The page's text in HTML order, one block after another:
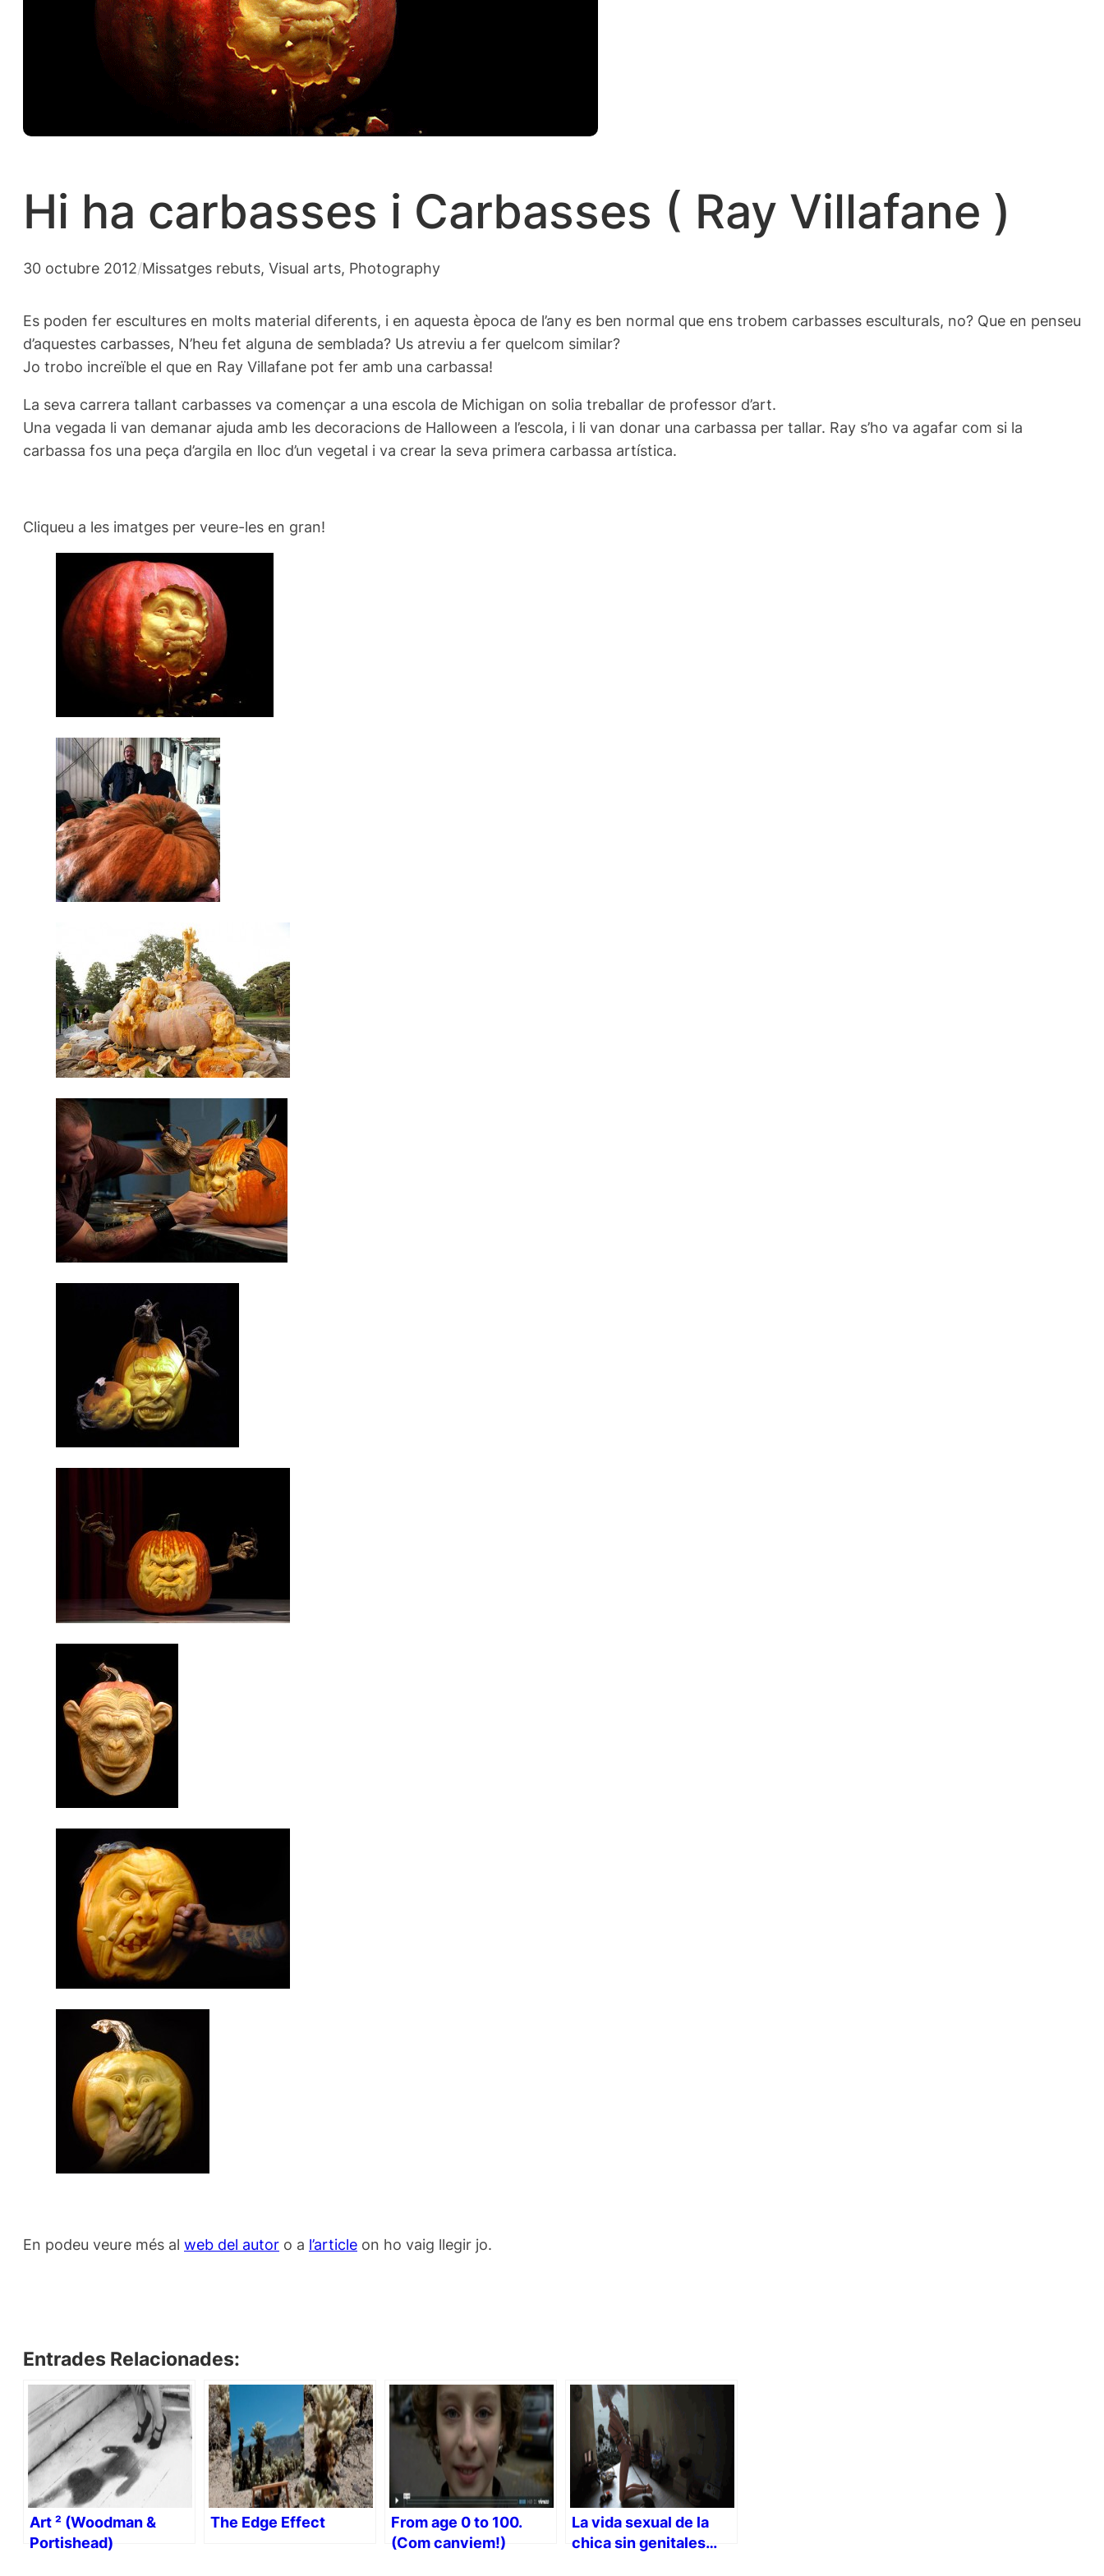
Hi ha carbasses i Carbasses ( Ray Villafane )
30 octubre 2012/Missatges rebuts, Visual arts, Photography
Es poden fer escultures en molts material diferents, i en aquesta època de l’any es ben normal que ens trobem carbasses esculturals, no? Que en penseu
d’aquestes carbasses, N’heu fet alguna de semblada? Us atreviu a fer quelcom similar?
Jo trobo increïble el que en Ray Villafane pot fer amb una carbassa!
La seva carrera tallant carbasses va començar a una escola de Michigan on solia treballar de professor d’art.
Una vegada li van demanar ajuda amb les decoracions de Halloween a l’escola, i li van donar una carbassa per tallar. Ray s’ho va agafar com si la
carbassa fos una peça d’argila en lloc d’un vegetal i va crear la seva primera carbassa artística.
Cliqueu a les imatges per veure-les en gran!
En podeu veure més al web del autor o a l’article on ho vaig llegir jo.
Entrades Relacionades:
Art ² (Woodman &
Portishead)
The Edge Effect
From age 0 to 100.
(Com canviem!)
La vida sexual de la
chica sin genitales…